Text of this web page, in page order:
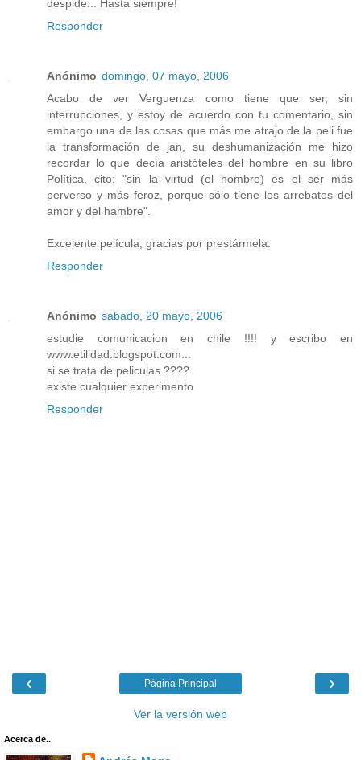
despide... Hasta siempre!
Responder
Anónimo domingo, 07 mayo, 2006
Acabo de ver Verguenza como tiene que ser, sin
interrupciones, y estoy de acuerdo con tu comentario, sin
embargo una de las cosas que más me atrajo de la peli fue
la transformación de jan, su deshumanización me hizo
recordar lo que decía aristóteles del hombre en su libro
Política, cito: "sin la virtud (el hombre) es el ser más
perverso y más feroz, porque sólo tiene los arrebatos del
amor y del hambre".
Excelente película, gracias por prestármela.
Responder
Anónimo sábado, 20 mayo, 2006
estudie comunicacion en chile !!!! y escribo en
www.etilidad.blogspot.com...
si se trata de peliculas ????
existe cualquier experimento
Responder
‹ ›
Página Principal
Ver la versión web
Acerca de..